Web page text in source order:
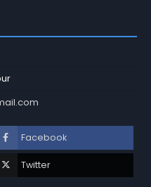
Facebook
Twitter